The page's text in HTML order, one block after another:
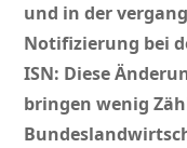
und in der
Notifizierung bei
ISN: Diese
bringen wenig